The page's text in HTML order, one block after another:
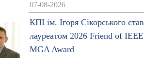
07-08-2026
КПІ ім. Ігоря Сікорського став
лауреатом 2026 Friend of IEEE
MGA Award